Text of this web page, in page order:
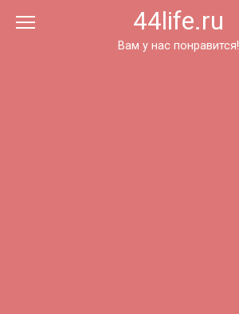
44life.ru
Вам у нас понравится!